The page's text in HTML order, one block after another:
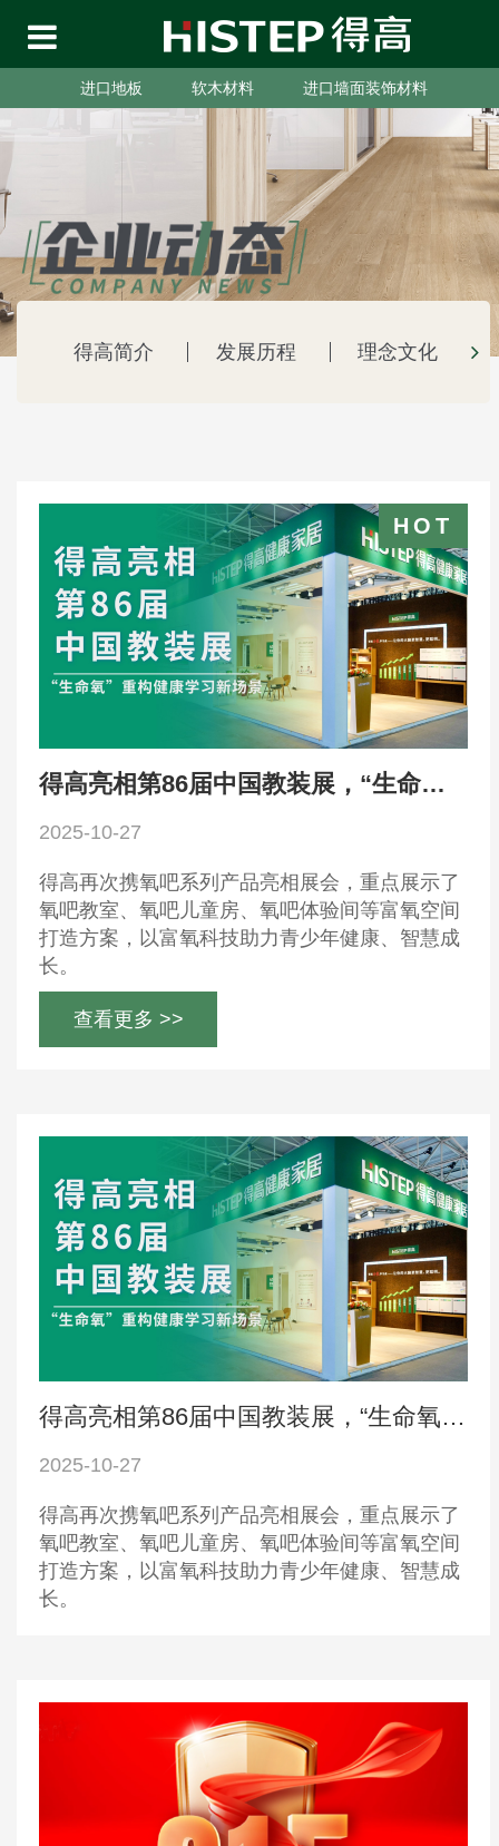
进口地板 软木材料 进口墙面装饰材料
得高简介 发展历程 理念文化
得高亮相第86届中国教装展，“生命氧”重构健康学习新场景
2025-10-27
得高再次携氧吧系列产品亮相展会，重点展示了
氧吧教室、氧吧儿童房、氧吧体验间等富氧空间
打造方案，以富氧科技助力青少年健康、智慧成
长。
查看更多 >>
得高亮相第86届中国教装展，“生命氧”重构健康学习新场景
2025-10-27
得高再次携氧吧系列产品亮相展会，重点展示了
氧吧教室、氧吧儿童房、氧吧体验间等富氧空间
打造方案，以富氧科技助力青少年健康、智慧成
长。